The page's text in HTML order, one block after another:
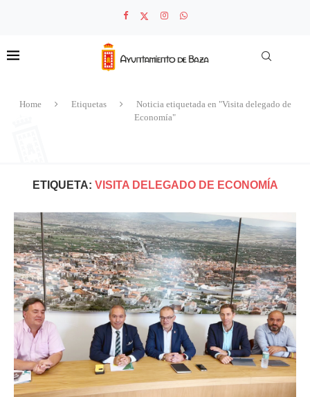
Home Etiquetas
Noticia etiquetada en "Visita delegado de
Economía"
ETIQUETA: VISITA DELEGADO DE ECONOMÍA